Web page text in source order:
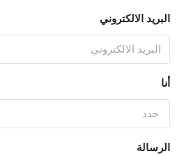
البريد الالكتروني
أنا
حدد
الرسالة